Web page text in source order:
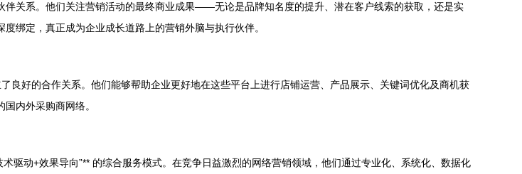
关系。他们关注营销活动的最终商业成果——无论是品牌知名度的提升、潜在客户线索的获取，还是实
绑定，真正成为企业成长道路上的营销外脑与执行伙伴。
良好的合作关系。他们能够帮助企业更好地在这些平台上进行店铺运营、产品展示、关键词优化及商机获
内外采购商网络。
术驱动+效果导向”** 的综合服务模式。在竞争日益激烈的网络营销领域，他们通过专业化、系统化、数据化